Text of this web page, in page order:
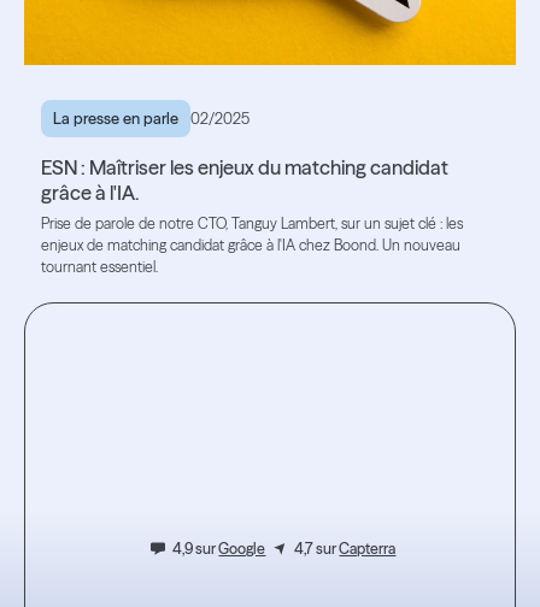
La presse en parle 02/2025
ESN : Maîtriser les enjeux du matching candidat
grâce à l'IA.
Prise de parole de notre CTO, Tanguy Lambert, sur un sujet clé : les
enjeux de matching candidat grâce à l'IA chez Boond. Un nouveau
tournant essentiel.
4,9 surGoogle 4,7 surCapterra